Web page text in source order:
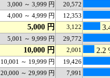
3,000 ～ 3,999 円
20,572
4,000 ～ 4,999 円
12,353
5,000 円 3,122
5,001 ～ 9,999 円 29,772
10,000 円 2,001 2.2
10,001 ～ 19,999 円
19,426
20,000 ～ 29,999 円
7,991